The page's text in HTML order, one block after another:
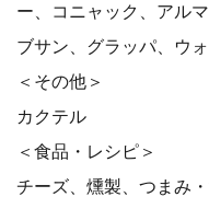
ー、コニャック、アル
ブサン、グラッパ、ウ
＜その他＞
カクテル
＜食品・レシピ＞
チーズ、燻製、つまみ